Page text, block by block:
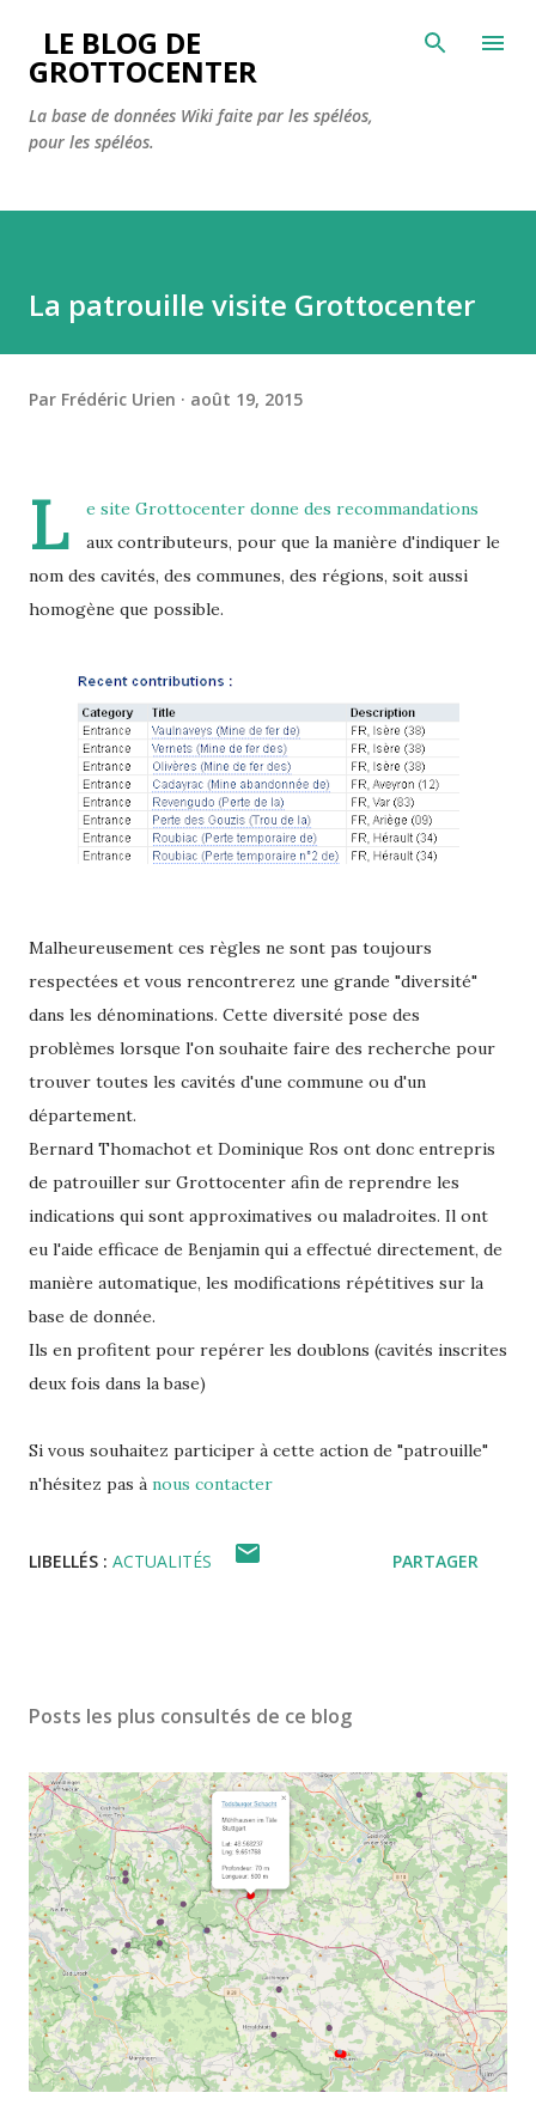
Accéder au contenu principal
LE BLOG DE
GROTTOCENTER
La base de données Wiki faite par les spéléos,
pour les spéléos.
La patrouille visite Grottocenter
Par Frédéric Urien août 19, 2015
L
e site Grottocenter donne des recommandations
aux contributeurs, pour que la manière d'indiquer le
nom des cavités, des communes, des régions, soit aussi
homogène que possible.
Malheureusement ces règles ne sont pas toujours
respectées et vous rencontrerez une grande "diversité"
dans les dénominations. Cette diversité pose des
problèmes lorsque l'on souhaite faire des recherche pour
trouver toutes les cavités d'une commune ou d'un
département.
Bernard Thomachot et Dominique Ros ont donc entrepris
de patrouiller sur Grottocenter afin de reprendre les
indications qui sont approximatives ou maladroites. Il ont
eu l'aide efficace de Benjamin qui a effectué directement, de
manière automatique, les modifications répétitives sur la
base de donnée.
Ils en profitent pour repérer les doublons (cavités inscrites
deux fois dans la base)
Si vous souhaitez participer à cette action de "patrouille"
n'hésitez pas à nous contacter
LIBELLÉS : ACTUALITÉS PARTAGER
Posts les plus consultés de ce blog